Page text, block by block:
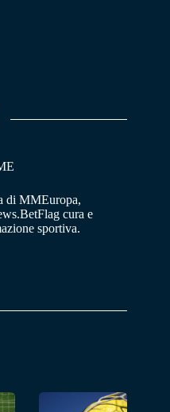
di MMEuropa,
cura e
sportiva.